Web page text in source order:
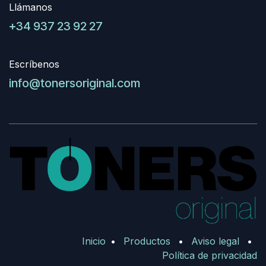
Llámanos
+34 937 23 92 27
Escríbenos
info@tonersoriginal.com
Inicio • Productos • Aviso legal
•
Política de privacidad